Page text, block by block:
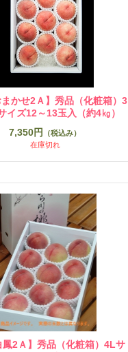
かせ2Ａ】秀品（化粧箱）3
イズ12～13玉入（約4㎏）
7,350円
（税込み）
在庫切れ
鳳2Ａ】秀品（化粧箱）4Lサ